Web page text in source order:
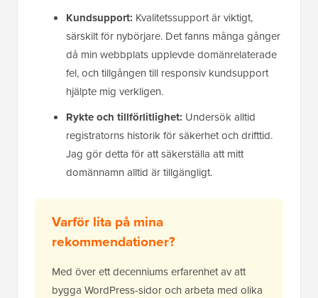
Kundsupport: Kvalitetssupport är viktigt,
särskilt för nybörjare. Det fanns många gånger
då min webbplats upplevde domänrelaterade
fel, och tillgången till responsiv kundsupport
hjälpte mig verkligen.
Rykte och tillförlitlighet: Undersök alltid
registratorns historik för säkerhet och drifttid.
Jag gör detta för att säkerställa att mitt
domännamn alltid är tillgängligt.
Varför lita på mina
rekommendationer?
Med över ett decenniums erfarenhet av att
bygga WordPress-sidor och arbeta med olika